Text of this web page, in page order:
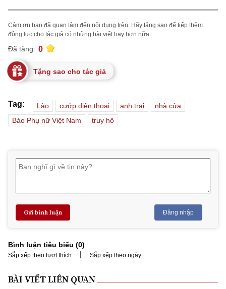
Cảm ơn bạn đã quan tâm đến nội dung trên. Hãy tặng sao để tiếp thêm
động lực cho tác giả có những bài viết hay hơn nữa.
Đã tặng: 0
Tặng sao cho tác giả
Tag: Lào cướp điện thoại anh trai
nhà cửa
Báo Phụ nữ Việt Nam
truy hô
Gửi bình luận Đăng nhập
Bình luận tiêu biểu (0)
Sắp xếp theo lượt thích | Sắp xếp theo ngày
BÀI VIẾT LIÊN QUAN